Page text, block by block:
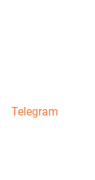
Telegram